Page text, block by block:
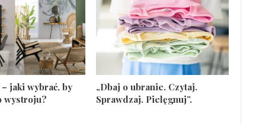
jaki wybrać, by
wystroju?
„Dbaj o ubranie. Czytaj.
Sprawdzaj. Pielęgnuj”.